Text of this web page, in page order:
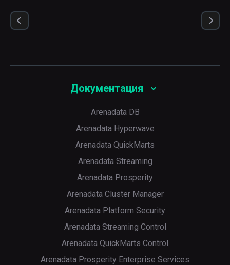
Документация
Arenadata DB
Arenadata Hyperwave
Arenadata QuickMarts
Arenadata Streaming
Arenadata Prosperity
Arenadata Cluster Manager
Arenadata Platform Security
Arenadata Streaming Control
Arenadata QuickMarts Control
Arenadata Prosperity Enterprise Services